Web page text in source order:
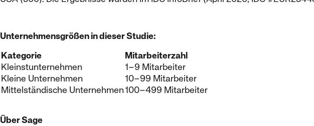
Unternehmensgrößen in dieser Studie:
Kategorie
Mitarbeiterzahl
Kleinstunternehmen
1–9 Mitarbeiter
Kleine Unternehmen
10–99 Mitarbeiter
Mittelständische Unternehmen100–499 Mitarbeiter
Über Sage